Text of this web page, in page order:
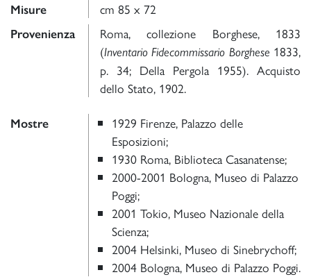
Misure cm 85 x 72
Provenienza
Roma, collezione Borghese, 1833
(Inventario Fidecommissario Borghese 1833,
p. 34; Della Pergola 1955). Acquisto
dello Stato, 1902.
Mostre
1929 Firenze, Palazzo delle
Esposizioni;
1930 Roma, Biblioteca Casanatense;
2000-2001 Bologna, Museo di Palazzo
Poggi;
2001 Tokio, Museo Nazionale della
Scienza;
2004 Helsinki, Museo di Sinebrychoff;
2004 Bologna, Museo di Palazzo Poggi.